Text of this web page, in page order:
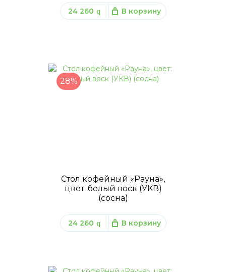
24 260 q В корзину
28%
Стол кофейный «Рауна»,
цвет: белый воск (УКВ)
(сосна)
24 260 q В корзину